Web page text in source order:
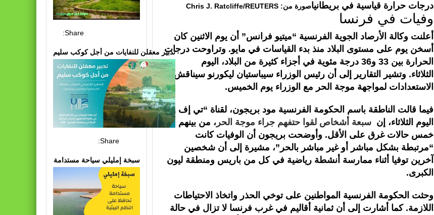
درجات حرارة قياسية في بريطانياصورة من: Chris J. Ratcliffe/REUTERS
وفيات في فرنسا
أعلنت وكالة الأرصاد الجوية الفرنسية “ميتيو فرانس” أن يوم الاثنين كان
أسخن يوم على مستوى البلاد منذ بدء القياسات في مايو. وتراوحت درجات
الحرارة بين 33 و36 درجة مئوية في أجزاء كثيرة من البلاد، اليوم
الثلاثاء. وتشير التقارير إلى أن رئيس الوزراء سيباستيان ليكورنو سيناقش
الاستعدادات لمواجهة موجة الحر مع الوزراء يوم الخميس.
فيما قالت الناطقة باسم الحكومة الفرنسية مود بريجون، لقناة “تي إف 1 ”
اليوم الثلاثاء، إن سبعة أشخاص لقوا حتفهم جراء موجة الحر ، من بينهم
خمس حالات غرق على الأقل. وأوضحت بريجون أن الوفيات كانت
“مرتبطة بشكل مباشر أو غير مباشر بالحر”، مشيرة إلى أن شخصين
آخرين توفيا أثناء ممارسة أنشطة رياضية في كل من باريس ومنطقة ليون
الكبرى.
وحثت الحكومة الفرنسية المواطنين على توخي الحذر واتخاذ الاحتياطات
اللازمة. كما أشارت إلى أن ثمانية أقاليم في غرب فرنسا لا تزال في حالة
Share:
تدبير معقلن للنفايات من أجل كوكب سليم
Share:
سبخة إمليلي سياحة مستدامة